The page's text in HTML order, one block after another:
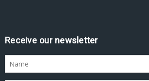
Receive our newsletter